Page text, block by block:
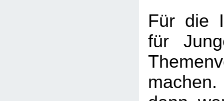
Für die
für